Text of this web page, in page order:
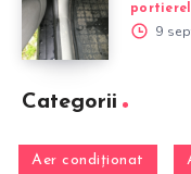
9
Categorii
Aer condiționat